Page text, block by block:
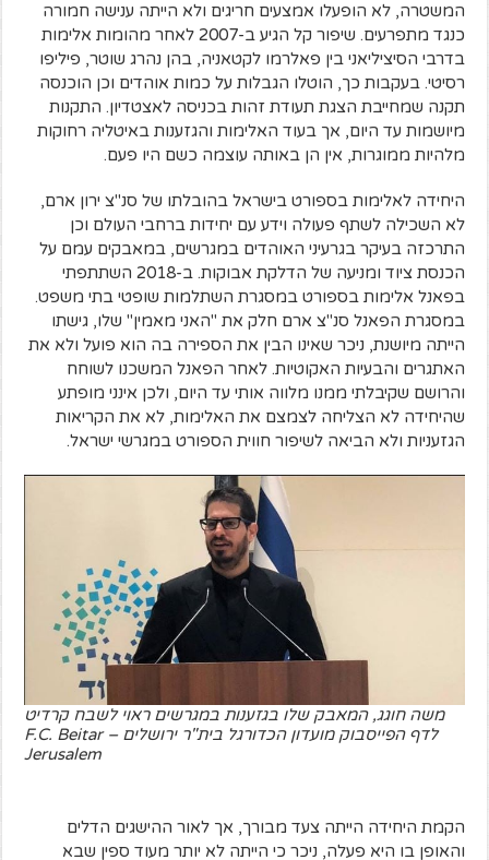
המשטרה, לא הופעלו אמצעים חריגים ולא הייתה ענישה חמורה
כנגד מתפרעים. שיפור קל הגיע ב-2007 לאחר מהומות אלימות
בדרבי הסיציליאני בין פאלרמו לקטאניה, בהן נהרג שוטר, פיליפו
רסיטי. בעקבות כך, הוטלו הגבלות על כמות אוהדים וכן הוכנסה
תקנה שמחייבת הצגת תעודת זהות בכניסה לאצטדיון. התקנות
מיושמות עד היום, אך בעוד האלימות והגזענות באיטליה רחוקות
מלהיות ממוגרות, אין הן באותה עוצמה כשם היו פעם.
היחידה לאלימות בספורט בישראל בהובלתו של סנ"צ ירון ארם,
לא השכילה לשתף פעולה וידע עם יחידות ברחבי העולם וכן
התרכזה בעיקר בגרעיני האוהדים במגרשים, במאבקים עמם על
הכנסת ציוד ומניעה של הדלקת אבוקות. ב-2018 השתתפתי
בפאנל אלימות בספורט במסגרת השתלמות שופטי בתי משפט.
במסגרת הפאנל סנ"צ ארם חלק את "האני מאמין" שלו, גישתו
הייתה מיושנת, ניכר שאינו הבין את הספירה בה הוא פועל ולא את
האתגרים והבעיות האקוטיות. לאחר הפאנל המשכנו לשוחח
והרושם שקיבלתי ממנו מלווה אותי עד היום, ולכן אינני מופתע
שהיחידה לא הצליחה לצמצם את האלימות, לא את הקריאות
הגזעניות ולא הביאה לשיפור חווית הספורט במגרשי ישראל.
משה חוגג, המאבק שלו בגזענות במגרשים ראוי לשבח קרדיט
לדף הפייסבוק מועדון הכדורגל בית"ר ירושלים – F.C. Beitar
Jerusalem
הקמת היחידה הייתה צעד מבורך, אך לאור ההישגים הדלים
והאופן בו היא פעלה, ניכר כי הייתה לא יותר מעוד ספין שבא